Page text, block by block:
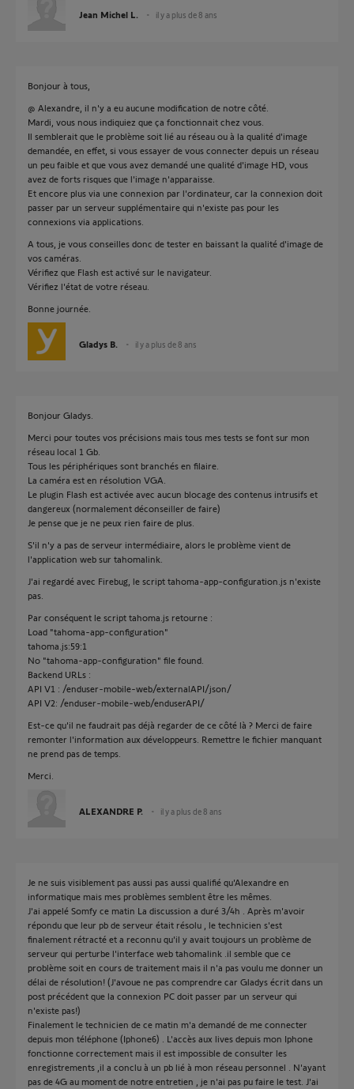
Jean Michel L. il y a plus de 8 ans
Bonjour à tous,
@ Alexandre, il n'y a eu aucune modification de notre côté.
Mardi, vous nous indiquiez que ça fonctionnait chez vous.
Il semblerait que le problème soit lié au réseau ou à la qualité d'image
demandée, en effet, si vous essayer de vous connecter depuis un réseau
un peu faible et que vous avez demandé une qualité d'image HD, vous
avez de forts risques que l'image n'apparaisse.
Et encore plus via une connexion par l'ordinateur, car la connexion doit
passer par un serveur supplémentaire qui n'existe pas pour les
connexions via applications.
A tous, je vous conseilles donc de tester en baissant la qualité d'image de
vos caméras.
Vérifiez que Flash est activé sur le navigateur.
Vérifiez l'état de votre réseau.
Bonne journée.
Gladys B. il y a plus de 8 ans
Bonjour Gladys.
Merci pour toutes vos précisions mais tous mes tests se font sur mon
réseau local 1 Gb.
Tous les périphériques sont branchés en filaire.
La caméra est en résolution VGA.
Le plugin Flash est activée avec aucun blocage des contenus intrusifs et
dangereux (normalement déconseiller de faire)
Je pense que je ne peux rien faire de plus.
S'il n'y a pas de serveur intermédiaire, alors le problème vient de
l'application web sur tahomalink.
J'ai regardé avec Firebug, le script tahoma-app-configuration.js n'existe
pas.
Par conséquent le script tahoma.js retourne :
Load "tahoma-app-configuration"
tahoma.js:59:1
No "tahoma-app-configuration" file found.
Backend URLs :
API V1 : /enduser-mobile-web/externalAPI/json/
API V2: /enduser-mobile-web/enduserAPI/
Est-ce qu'il ne faudrait pas déjà regarder de ce côté là ? Merci de faire
remonter l'information aux développeurs. Remettre le fichier manquant
ne prend pas de temps.
Merci.
ALEXANDRE P. il y a plus de 8 ans
Je ne suis visiblement pas aussi pas aussi qualifié qu'Alexandre en
informatique mais mes problèmes semblent être les mêmes.
J'ai appelé Somfy ce matin La discussion a duré 3/4h . Après m'avoir
répondu que leur pb de serveur était résolu , le technicien s'est
finalement rétracté et a reconnu qu'il y avait toujours un problème de
serveur qui perturbe l'interface web tahomalink .il semble que ce
problème soit en cours de traitement mais il n'a pas voulu me donner un
délai de résolution! (J'avoue ne pas comprendre car Gladys écrit dans un
post précédent que la connexion PC doit passer par un serveur qui
n'existe pas!)
Finalement le technicien de ce matin m'a demandé de me connecter
depuis mon téléphone (Iphone6) . L'accès aux lives depuis mon Iphone
fonctionne correctement mais il est impossible de consulter les
enregistrements ,il a conclu à un pb lié à mon réseau personnel . N'ayant
pas de 4G au moment de notre entretien , je n'ai pas pu faire le test. J'ai